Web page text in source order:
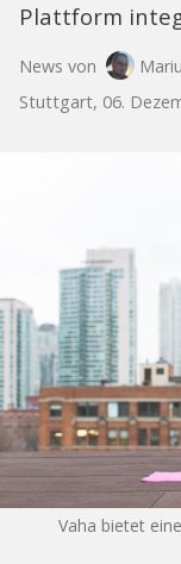
Plattform
News von
Stuttgart, 06.
Vaha bietet